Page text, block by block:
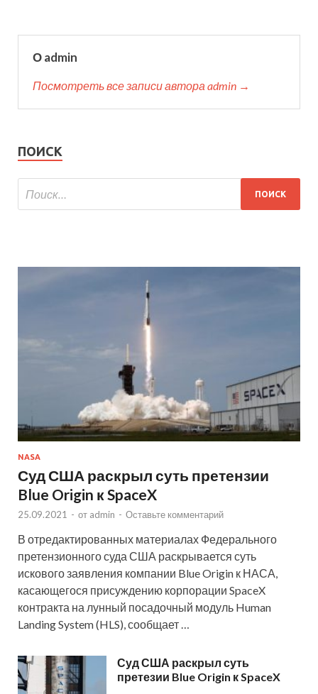
О admin
Посмотреть все записи автора admin →
ПОИСК
NASA
Суд США раскрыл суть претензии
Blue Origin к SpaceX
25.09.2021 - от admin - Оставьте комментарий
В отредактированных материалах Федерального
претензионного суда США раскрывается суть
искового заявления компании Blue Origin к НАСА,
касающегося присуждению корпорации SpaceX
контракта на лунный посадочный модуль Human
Landing System (HLS), сообщает …
Суд США раскрыл суть
претезии Blue Origin к SpaceX